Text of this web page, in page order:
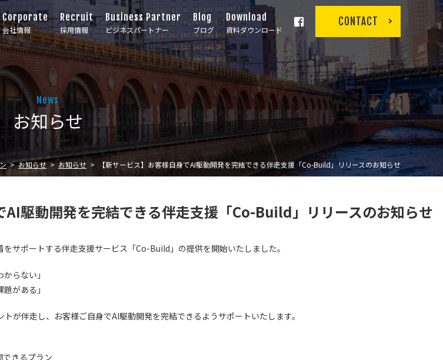
Corporate
会社情報
Recruit
採用情報
Business Partner
ビジネスパートナー
Blog
ブログ
Download
資料ダウンロード
CONTACT
News
お知らせ
お知らせ お知らせ 【新サービス】お客様自身でAI駆動開発を完結できる伴走支援「Co-Build」リリースのお知らせ
AI駆動開発を完結できる伴走支援「Co-Build」リリースのお知らせ
サポートする伴走支援サービス「Co-Build」の提供を開始いたしました。
らない」
がある」
が伴走し、お客様ご自身でAI駆動開発を完結できるようサポートいたします。
きるプラン